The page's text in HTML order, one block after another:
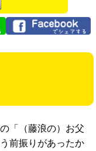
「（藤浪の）お父
前振りがあったか